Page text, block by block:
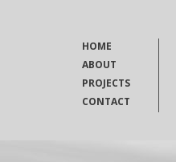
HOME
ABOUT
PROJECTS
CONTACT